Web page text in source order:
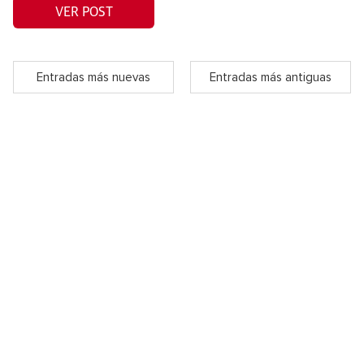
VER POST
Entradas más nuevas Entradas más antiguas